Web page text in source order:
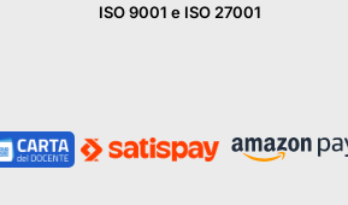
ISO 9001 e ISO 27001